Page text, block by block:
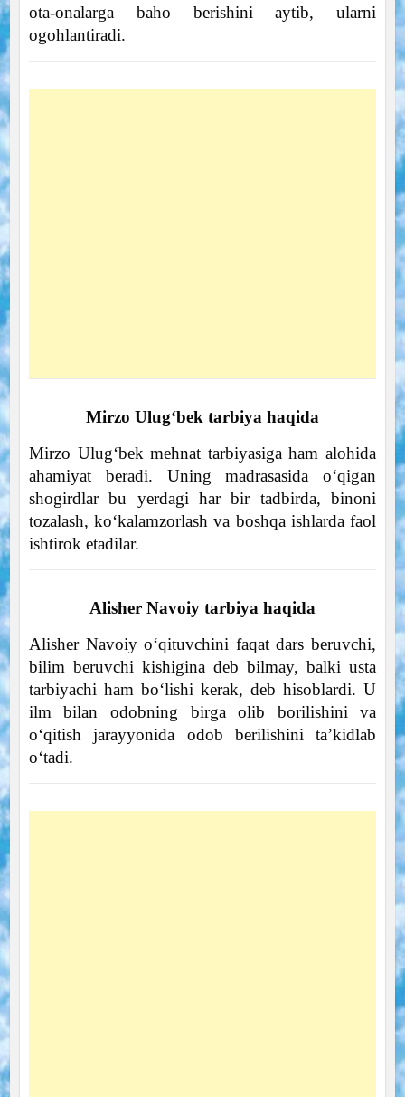
ota-onalarga baho berishini aytib, ularni
ogohlantiradi.
Mirzo Ulug‘bek tarbiya haqida
Mirzo Ulug‘bek mehnat tarbiyasiga ham alohida
ahamiyat beradi. Uning madrasasida o‘qigan
shogirdlar bu yerdagi har bir tadbirda, binoni
tozalash, ko‘kalamzorlash va boshqa ishlarda faol
ishtirok etadilar.
Alisher Navoiy tarbiya haqida
Alisher Navoiy o‘qituvchini faqat dars beruvchi,
bilim beruvchi kishigina deb bilmay, balki usta
tarbiyachi ham bo‘lishi kerak, deb hisoblardi. U
ilm bilan odobning birga olib borilishini va
o‘qitish jarayyonida odob berilishini ta’kidlab
o‘tadi.